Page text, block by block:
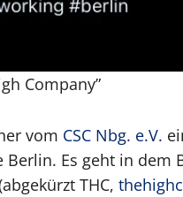
Company”
vom CSC Nbg. e.V.
Berlin. Es geht in dem
THC,